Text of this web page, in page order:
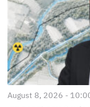
August 8, 2026 -